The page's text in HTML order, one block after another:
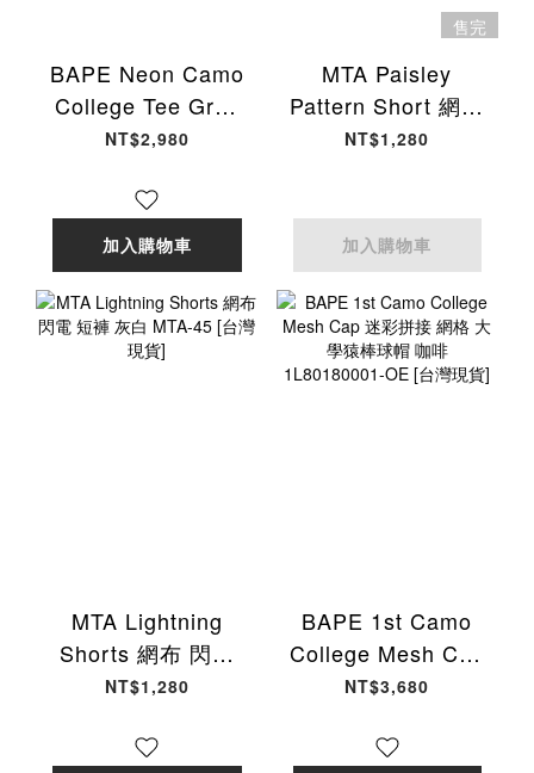
BAPE Neon Camo
College Tee Gray
T恤 霓虹燈線條大學
1L30110038-GY
[台灣現貨]
NT$2,980
加入購物車
售完
MTA Paisley
Pattern Short 網布
變形蟲 短褲 粉紅
NT$1,280
加入購物車
MTA Lightning
Shorts 網布 閃電
短褲 灰白 MTA-45
NT$1,280
BAPE 1st Camo
College Mesh Cap
迷彩拼接 網格 大學
1L80180001-OE
NT$3,680